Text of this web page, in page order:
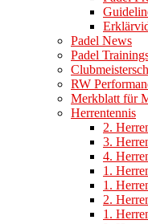
Padel News
Padel
RW
Merkblatt für
Herrentennis
2.
3.
4.
1.
1.
2.
1.